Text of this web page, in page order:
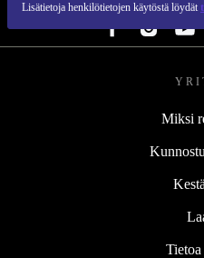
Lisätietoja henkilötietojen käytöstä löydät
Miksi
Tietoa